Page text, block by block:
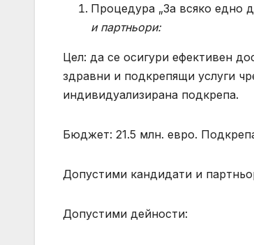
Процедура „За всяко едно
и партньори:
Цел: да се осигури ефективен
здравни и подкрепящи услуги
индивидуализирана подкрепа.
Бюджет: 21.5 млн. евро.
Допустими кандидати и
Допустими дейности: